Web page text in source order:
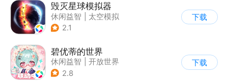
毁灭星球模拟器
休闲益智
太空模拟
| 太空
2.1
下载
碧优蒂的世界
休闲益智
开放世界
| Q版
2.8
下载